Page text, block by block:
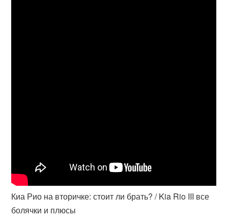
Киа Рио на вторичке: стоит ли брать? / Kia Rio III все
болячки и плюсы